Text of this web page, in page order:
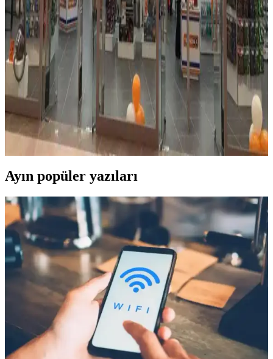
Güncel Satın Alma Yöntemleri
Gelişen teknolojiyi yakından takip etmek ve bütçe dostu ödemelerle
yeni telefonlara sahip olmak için taksitli cep telefonu satın alma
yöntemlerini ve avantajlarını keşfedin.
Teknosa'da Elektronik Ürünlerde Taksit Seçenekleri
ve Koşulları Hakkında Detaylı Bilgi
Teknosa'da telefon ve diğer elektronik ürünlerde taksit imkanları,
koşulları ve ödeme seçenekleri hakkında kapsamlı bilgi. Bütçe dostu
alışveriş için detaylar burada.
Ayın popüler yazıları